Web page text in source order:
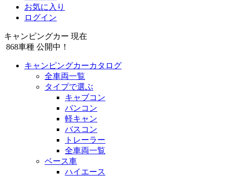
お気に入り
ログイン
キャンピングカー 現在
868車種 公開中！
キャンピングカーカタログ
全車両一覧
タイプで選ぶ
キャブコン
バンコン
軽キャン
バスコン
トレーラー
全車両一覧
ベース車
ハイエース